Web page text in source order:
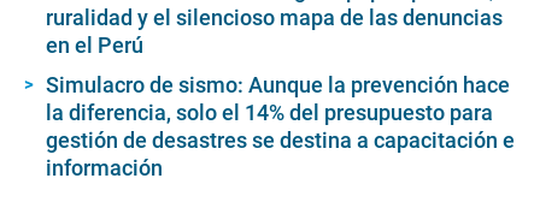
ruralidad y el silencioso mapa de las denuncias
en el Perú
Simulacro de sismo: Aunque la prevención hace
la diferencia, solo el 14% del presupuesto para
gestión de desastres se destina a capacitación e
información